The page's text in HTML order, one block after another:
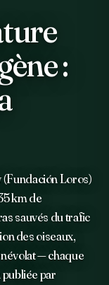
:
Loros)
km de
sauvés du trafic
des oiseaux,
— chaque
par